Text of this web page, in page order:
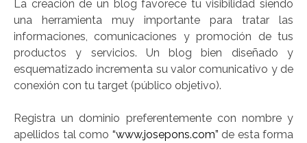
La creación de un blog favorece tu visibilidad siendo
una herramienta muy importante para tratar las
informaciones, comunicaciones y promoción de tus
productos y servicios. Un blog bien diseñado y
esquematizado incrementa su valor comunicativo y de
conexión con tu target (público objetivo).
Registra un dominio preferentemente con nombre y
apellidos tal como “www.josepons.com” de esta forma